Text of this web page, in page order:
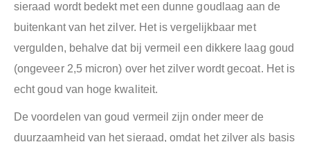
sieraad wordt bedekt met een dunne goudlaag aan de
buitenkant van het zilver. Het is vergelijkbaar met
vergulden, behalve dat bij vermeil een dikkere laag goud
(ongeveer 2,5 micron) over het zilver wordt gecoat. Het is
echt goud van hoge kwaliteit.
De voordelen van goud vermeil zijn onder meer de
duurzaamheid van het sieraad, omdat het zilver als basis